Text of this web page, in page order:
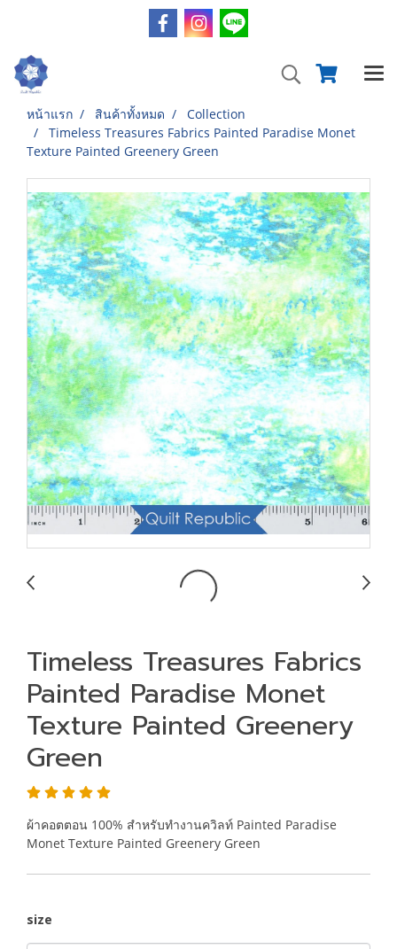
หน้าแรก สินค้าทั้งหมด
Collection
Timeless Treasures Fabrics Painted Paradise Monet
Texture Painted Greenery Green
Timeless Treasures Fabrics
Painted Paradise Monet
Texture Painted Greenery
Green
ผ้าคอตตอน 100% สำหรับทำงานควิลท์ Painted Paradise
Monet Texture Painted Greenery Green
size